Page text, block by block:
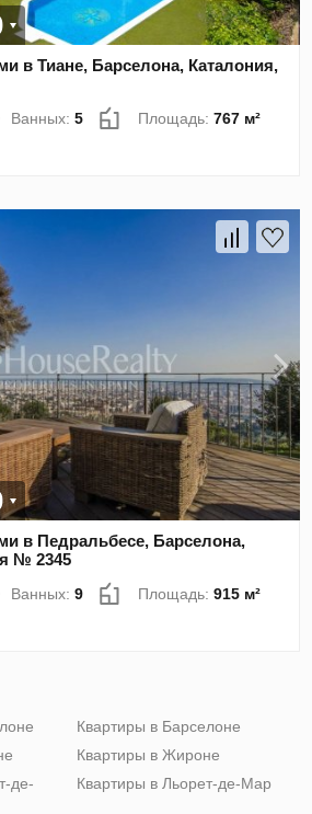
в Тиане, Барселона, Каталония,
Ванных:5 Площадь:767 м²
в Педральбесе, Барселона,
№ 2345
Ванных:9 Площадь:915 м²
де-
Квартиры в Барселоне
Квартиры в Жироне
Квартиры в Льорет-де-Мар